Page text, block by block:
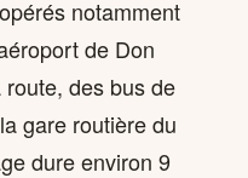
notamment
de Don
des bus de
gare routière du
dure environ 9